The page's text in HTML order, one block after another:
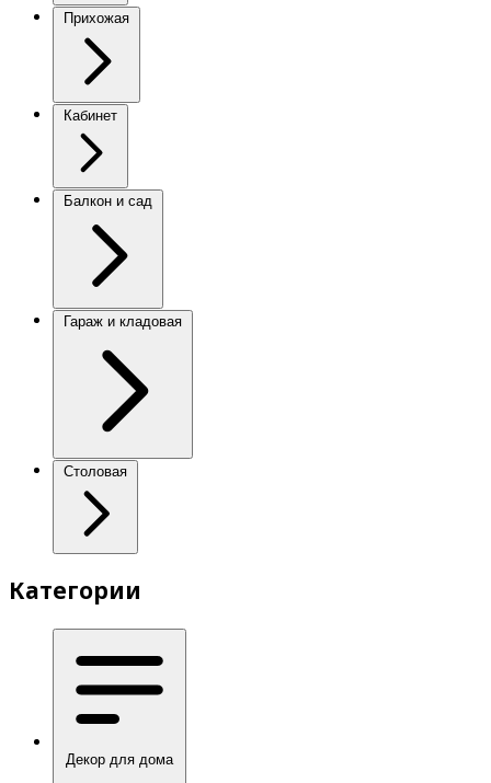
Прихожая
Кабинет
Балкон и сад
Гараж и кладовая
Столовая
Категории
Декор для дома